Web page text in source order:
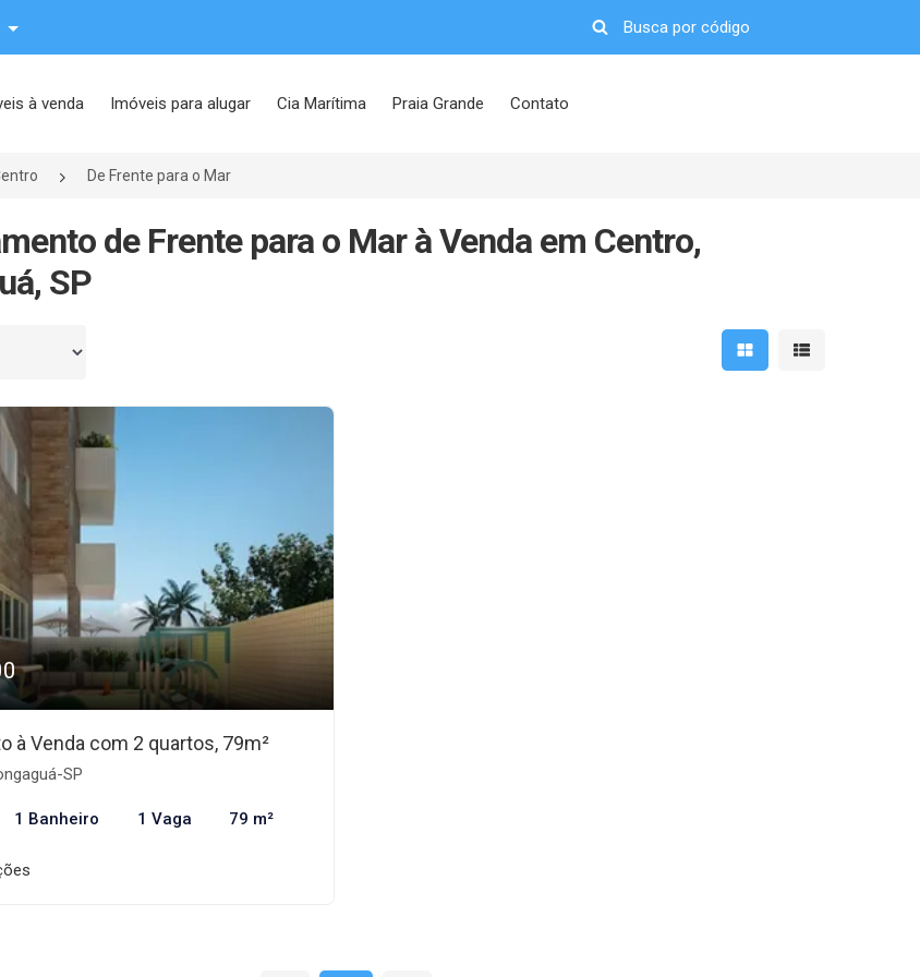
à venda Imóveis para alugar Cia Marítima Praia Grande Contato
De Frente para o Mar
de Frente para o Mar à Venda em Centro,
SP
Mostrar resultados em
Mostrar
à Venda com 2 quartos, 79m²
SP
1 Banheiro 1 Vaga 79 m²